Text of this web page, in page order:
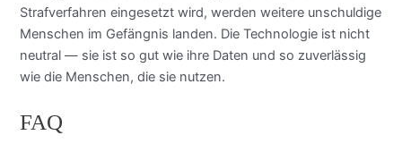
Strafverfahren eingesetzt wird, werden weitere unschuldige
Menschen im Gefängnis landen. Die Technologie ist nicht
neutral — sie ist so gut wie ihre Daten und so zuverlässig
wie die Menschen, die sie nutzen.
FAQ